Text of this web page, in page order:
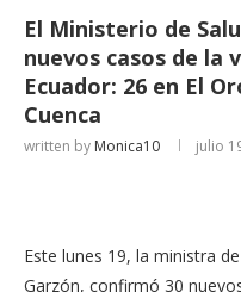
El Ministerio de
nuevos casos de la
Ecuador: 26 en El
Cuenca
written by Monica10 julio
Este lunes 19, la ministra
Garzón, confirmó 30